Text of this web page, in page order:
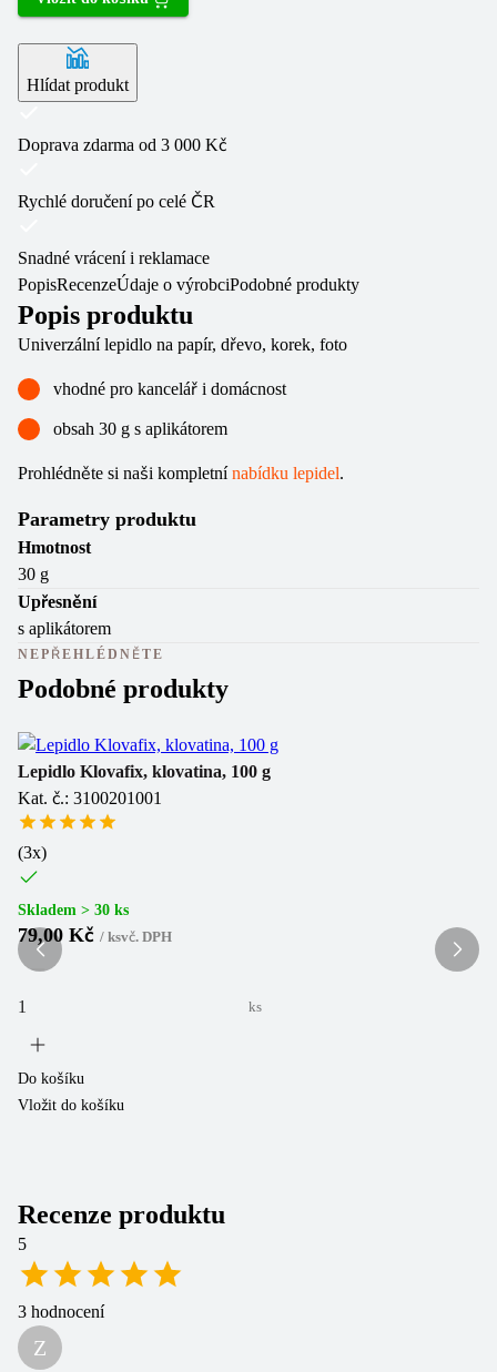
Hlídat produkt
Doprava zdarma od 3 000 Kč
Rychlé doručení po celé ČR
Snadné vrácení i reklamace
PopisRecenzeÚdaje o výrobciPodobné produkty
Popis produktu
Univerzální lepidlo na papír, dřevo, korek, foto
vhodné pro kancelář i domácnost
obsah 30 g s aplikátorem
Prohlédněte si naši kompletnínabídku lepidel.
Parametry produktu
Hmotnost
30 g
Upřesnění
s aplikátorem
NEPŘEHLÉDNĚTE
Podobné produkty
Lepidlo Klovafix, klovatina, 100 g
Kat. č.: 3100201001
(3x)
Skladem > 30 ks
79,00 Kč / ksvč. DPH
ks
Do košíku
Vložit do košíku
Recenze produktu
5
3 hodnocení
Z